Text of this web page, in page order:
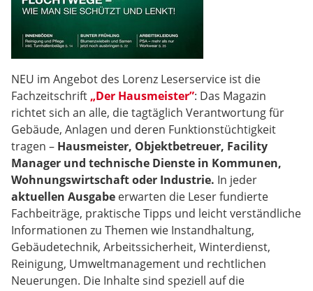
NEU im Angebot des Lorenz Leserservice ist die
Fachzeitschrift „Der Hausmeister”: Das Magazin
richtet sich an alle, die tagtäglich Verantwortung für
Gebäude, Anlagen und deren Funktionstüchtigkeit
tragen – Hausmeister, Objektbetreuer, Facility
Manager und technische Dienste in Kommunen,
Wohnungswirtschaft oder Industrie. In jeder
aktuellen Ausgabe erwarten die Leser fundierte
Fachbeiträge, praktische Tipps und leicht verständliche
Informationen zu Themen wie Instandhaltung,
Gebäudetechnik, Arbeitssicherheit, Winterdienst,
Reinigung, Umweltmanagement und rechtlichen
Neuerungen. Die Inhalte sind speziell auf die